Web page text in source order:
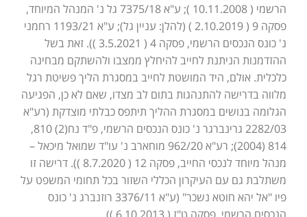
הרשמי ( 10.11.2008 ); ע"א 7375/18 גל נ' המנהל המיוחד,
פסקה 9 ( 2.10.2019 ) (להלן: עניין גל); ע"א 1193/21 רחמני
נ' כונס הנכסים הרשמי, פסקה 4 ( 3.5.2021 )). זאת בשל
ההזדמנות הניתנת לחייב להיחלץ ממצבו ולהשתקם מבחינה
כלכלית. אולם, היד המושטת לחייב במסגרת הליך פשיטת רגל
מלווה בדרישה להתנהגות בתום לב מצדו, שאם לא כן, הפגיעה
הגלומה בנושים במסגרת ההליך תיתפס כבלתי מוצדקת (רע"א
2282/03 גרינברגר נ' כונס הנכסים הרשמי, פ"ד נח(2) 810,
814 (2004); רע"א 962/20 מוחארב נ' עו"ד שמואל מיכאל –
מנהל מיוחד לנכסי החייב, פסקה 12 ( 8.7.2020 )). דרישה זו
משתלבת גם עם העיקרון הכללי השזור בכל תחומי המשפט על
פיו "אל יהא חוטא נשכר" (ע"א 3376/11 רוזנברג נ' כונס